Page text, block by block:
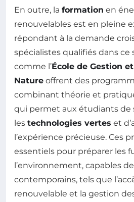
En outre, la formation en
renouvelables est en pleine
répondant à la demande
spécialistes qualifiés dans ce
comme l’École de Gestion
Nature offrent des
combinant théorie et
qui permet aux étudiants de
les technologies vertes et
l’expérience précieuse. Ces
essentiels pour préparer les
l’environnement, capables
contemporains, tels que
renouvelable et la gestion